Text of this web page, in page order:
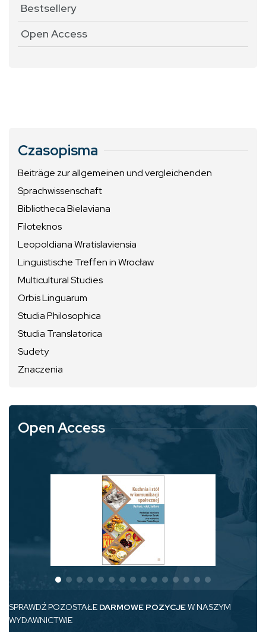
Bestsellery
Open Access
Czasopisma
Beiträge zur allgemeinen und vergleichenden
Sprachwissenschaft
Bibliotheca Bielaviana
Filoteknos
Leopoldiana Wratislaviensia
Linguistische Treffen in Wrocław
Multicultural Studies
Orbis Linguarum
Studia Philosophica
Studia Translatorica
Sudety
Znaczenia
Open Access
SPRAWDŹ POZOSTAŁE DARMOWE POZYCJEW NASZYM
WYDAWNICTWIE